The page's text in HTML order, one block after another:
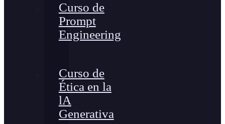
Curso de
Prompt
Engineering
Curso de
Ética en la
lA
Generativa